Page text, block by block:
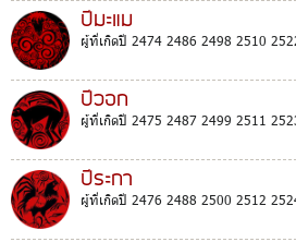
ปีมะแม
ผู้ที่เกิดปี 2474 2486 2498 2510
ปีวอก
ผู้ที่เกิดปี 2475 2487 2499 2511
ปีระกา
ผู้ที่เกิดปี 2476 2488 2500 2512